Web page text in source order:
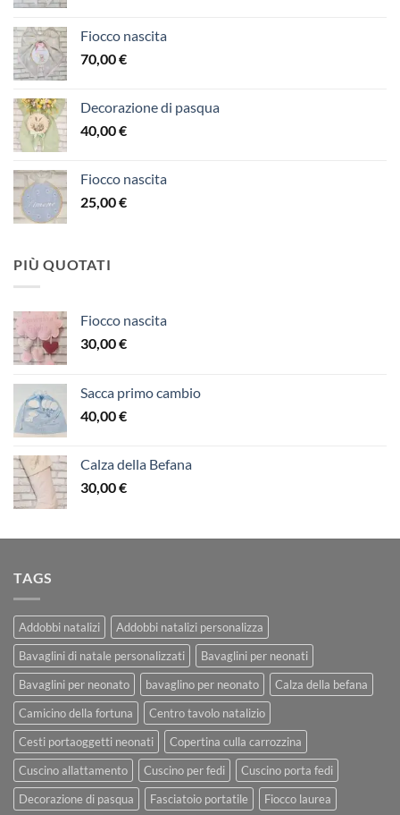
Fiocco nascita
70,00€
Decorazione di pasqua
40,00€
Fiocco nascita
25,00€
PIÙ QUOTATI
Fiocco nascita
30,00€
Sacca primo cambio
40,00€
Calza della Befana
30,00€
TAGS
Addobbi natalizi
Addobbi natalizi personalizza
Bavaglini di natale personalizzati
Bavaglini per neonati
Bavaglini per neonato
bavaglino per neonato
Calza della befana
Camicino della fortuna
Centro tavolo natalizio
Cesti portaoggetti neonati
Copertina culla carrozzina
Cuscino allattamento
Cuscino per fedi
Cuscino porta fedi
Decorazione di pasqua
Fasciatoio portatile
Fiocco laurea